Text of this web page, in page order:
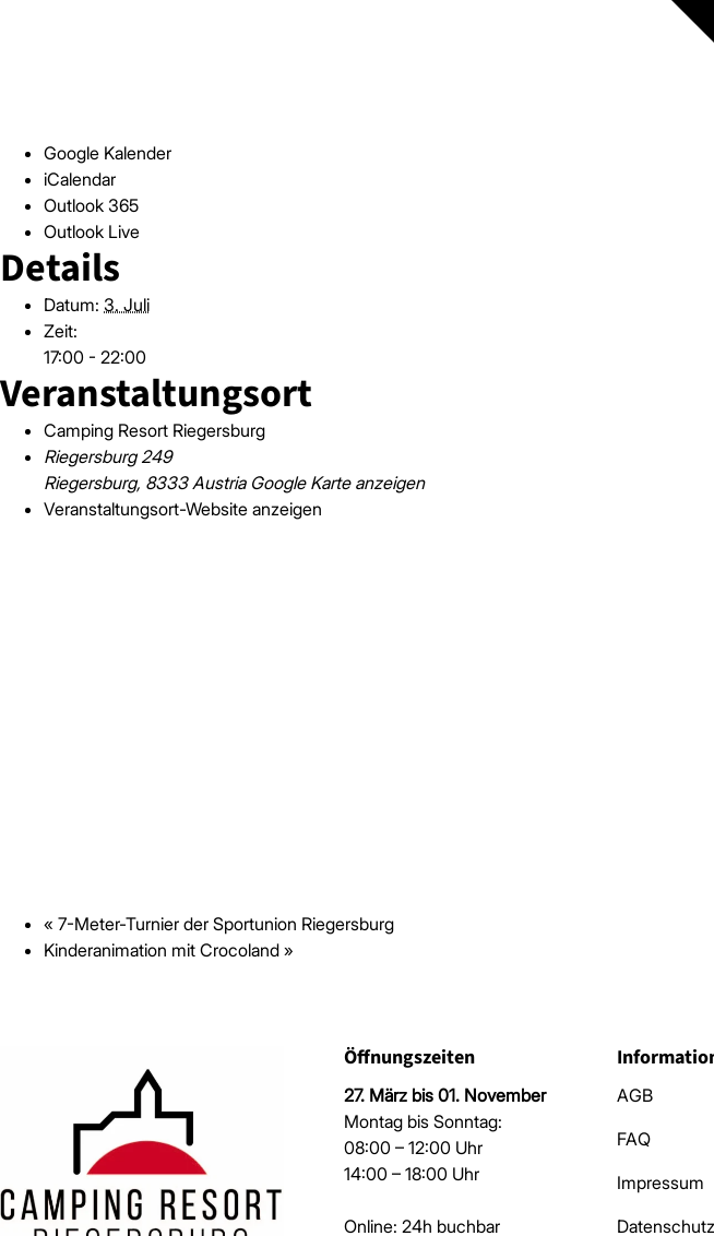
Google Kalender
iCalendar
Outlook 365
Outlook Live
Details
Datum: 3. Juli
Zeit:
17:00 - 22:00
Veranstaltungsort
Camping Resort Riegersburg
Riegersburg 249
Riegersburg, 8333 Austria Google Karte anzeigen
Veranstaltungsort-Website anzeigen
« 7-Meter-Turnier der Sportunion Riegersburg
Kinderanimation mit Crocoland »
Öffnungszeiten
27. März bis 01. November
Montag bis Sonntag:
08:00 – 12:00 Uhr
14:00 – 18:00 Uhr
Online: 24h buchbar
AGB
FAQ
Impressum